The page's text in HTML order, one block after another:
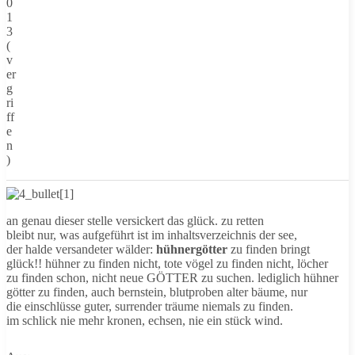
0
1
3
(
v
er
g
ri
ff
e
n
)
an genau dieser stelle versickert das glück. zu retten
bleibt nur, was aufgeführt ist im inhaltsverzeichnis der see,
der halde versandeter wälder: hühnergötter zu finden bringt
glück!! hühner zu finden nicht, tote vögel zu finden nicht, löcher
zu finden schon, nicht neue GÖTTER zu suchen. lediglich hühner
götter zu finden, auch bernstein, blutproben alter bäume, nur
die einschlüsse guter, surrender träume niemals zu finden.
im schlick nie mehr kronen, echsen, nie ein stück wind.